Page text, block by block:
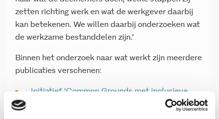
zetten richting werk en wat de werkgever daarbij
kan betekenen. We willen daarbij onderzoeken wat
de werkzame bestanddelen zijn.’
Binnen het onderzoek naar wat werkt zijn meerdere
publicaties verschenen:
Initiatief ‘Common Grounds met inclusieve
werkgevers’ van Campus Woudhuis. Verslag 3e